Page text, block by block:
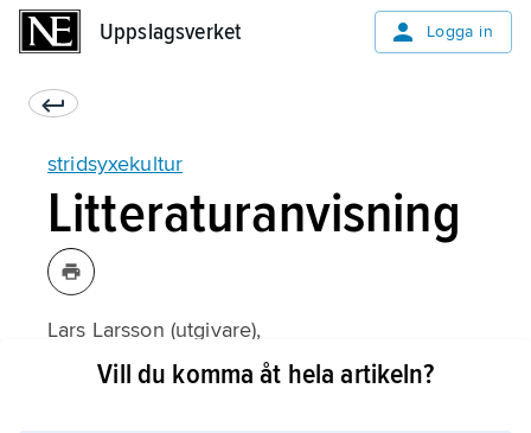
Uppslagsverket Logga in
stridsyxekultur
Litteraturanvisning
Lars Larsson (utgivare),
Stridsyxekultur i Sydskandinavien
Vill du komma åt hela artikeln?